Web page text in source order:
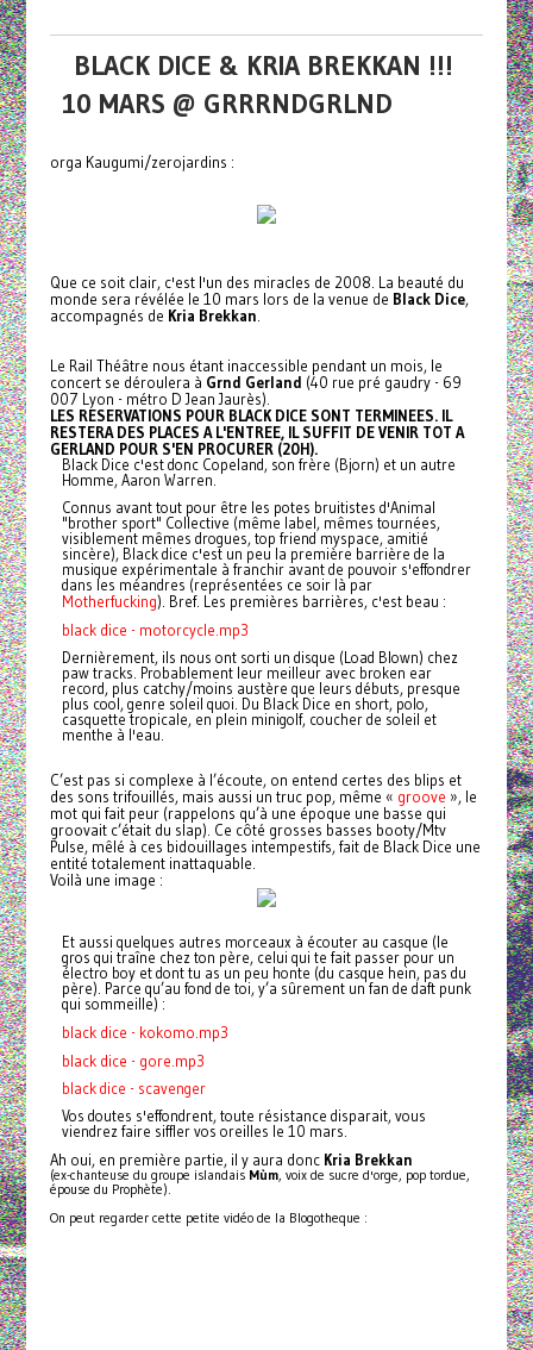
BLACK DICE & KRIA BREKKAN !!!
10 MARS @ GRRRNDGRLND
orga Kaugumi/zerojardins :
Que ce soit clair, c'est l'un des miracles de 2008. La beauté du
monde sera révélée le 10 mars lors de la venue de Black Dice,
accompagnés de Kria Brekkan
Le Rail Théâtre nous étant inaccessible pendant un mois, le
concert se déroulera à Grnd Gerland (40 rue pré gaudry - 69
007 Lyon - métro D Jean Jaurès).
LES RESERVATIONS POUR BLACK DICE SONT TERMINEES. IL
RESTERA DES PLACES A L'ENTREE, IL SUFFIT DE VENIR TOT A
GERLAND POUR S'EN PROCURER (20H).
Black Dice c'est donc Copeland, son frère (Bjorn) et un autre
Homme, Aaron Warren.
Connus avant tout pour être les potes bruitistes d'Animal
"brother sport" Collective (même label, mêmes tournées,
visiblement mêmes drogues, top friend myspace, amitié
sincère), Black dice c'est un peu la première barrière de la
musique expérimentale à franchir avant de pouvoir s'effondrer
dans les méandres (représentées ce soir là par
Motherfucking). Bref. Les premières barrières, c'est beau :
black dice - motorcycle.mp3
Dernièrement, ils nous ont sorti un disque (Load Blown) chez
paw tracks. Probablement leur meilleur avec broken ear
record, plus catchy/moins austère que leurs débuts, presque
plus cool, genre soleil quoi. Du Black Dice en short, polo,
casquette tropicale, en plein minigolf, coucher de soleil et
menthe à l'eau.
C’est pas si complexe à l’écoute, on entend certes des blips et
des sons trifouillés, mais aussi un truc pop, même « groove », le
mot qui fait peur (rappelons qu’à une époque une basse qui
groovait c’était du slap). Ce côté grosses basses booty/Mtv
Pulse, mêlé à ces bidouillages intempestifs, fait de Black Dice une
entité totalement inattaquable.
Voilà une image :
Et aussi quelques autres morceaux à écouter au casque (le
gros qui traîne chez ton père, celui qui te fait passer pour un
électro boy et dont tu as un peu honte (du casque hein, pas du
père). Parce qu’au fond de toi, y’a sûrement un fan de daft punk
qui sommeille) :
black dice - kokomo.mp3
black dice - gore.mp3
black dice - scavenger
Vos doutes s'effondrent, toute résistance disparait, vous
viendrez faire siffler vos oreilles le 10 mars.
Ah oui, en première partie, il y aura donc Kria Brekkan
(ex-chanteuse du groupe islandais Mùm, voix de sucre d'orge, pop tordue,
épouse du Prophète).
On peut regarder cette petite vidéo de la Blogotheque :